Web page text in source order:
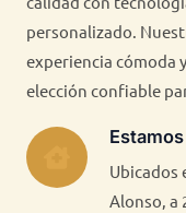
personalizado.
experiencia cómoda
elección confiable
Ubicados
Alonso, a